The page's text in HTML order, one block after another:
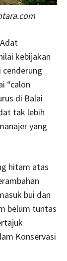
kebijakan
“calon
di Balai
tak lebih
yang
hitam atas
bui dan
belum tuntas
Konservasi